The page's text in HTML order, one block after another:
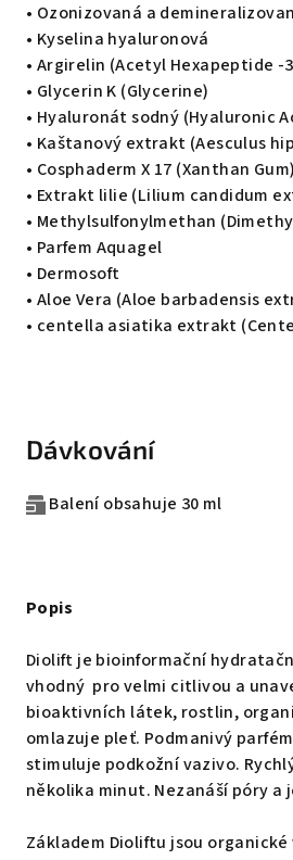
• Ozonizovaná a
• Kyselina hyaluronová
• Argirelin (Acetyl Hexapeptide -
• Glycerin K (Glycerine)
• Hyaluronát sodný (Hyaluronic
• Kaštanový extrakt (Aesculus
• Cosphaderm X 17 (Xanthan Gum)
• Extrakt lilie (Lilium candidum
• Methylsulfonylmethan
• Parfem Aquagel
• Dermosoft
• Aloe Vera (Aloe barbadensis
• centella asiatika extrakt
Dávkování
Balení obsahuje 30 ml
Popis
Diolift je bioinformační
vhodný pro velmi citlivou a
bioaktivních látek, rostlin,
omlazuje pleť. Podmanivý
stimuluje podkožní vazivo.
několika minut. Nezanáší póry a
Základem Dioliftu jsou